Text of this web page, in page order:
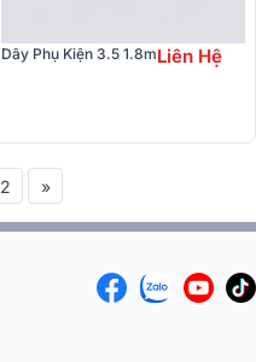
Dây Phụ Kiện 3.5 1.8mLiên Hệ
2 »